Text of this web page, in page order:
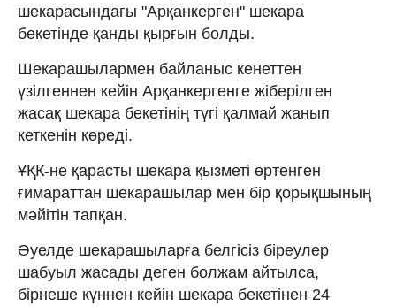
шекарасындағы "Арқанкерген" шекара
бекетінде қанды қырғын болды.
Шекарашылармен байланыс кенеттен
үзілгеннен кейін Арқанкергенге жіберілген
жасақ шекара бекетінің түгі қалмай жанып
кеткенін көреді.
ҰҚК-не қарасты шекара қызметі өртенген
ғимараттан шекарашылар мен бір қорықшының
мәйітін тапқан.
Әуелде шекарашыларға белгісіз біреулер
шабуыл жасады деген болжам айтылса,
бірнеше күннен кейін шекара бекетінен 24